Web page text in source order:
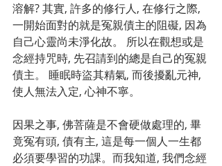
溶解? 其實, 許多的修行人, 在修行之際,
一開始面對的就是冤親債主的阻礙, 因為
自己心靈尚未淨化故。 所以在觀想或是
念經持咒時, 先召請到的總是自己的冤親
債主。 睡眠時盜其精氣, 而後擾亂元神,
使人無法入定, 心神不寧。
因果之事, 佛菩薩是不會硬做處理的, 畢
竟冤有頭, 債有主, 這是每一個人一生都
必須要學習的功課。而我知道, 我們念經